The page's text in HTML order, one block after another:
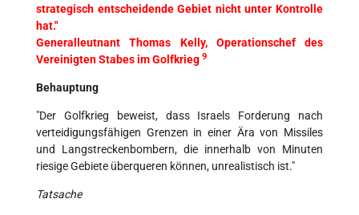
strategisch entscheidende Gebiet nicht unter Kontrolle
hat."
Generalleutnant Thomas Kelly, Operationschef des
Vereinigten Stabes im Golfkrieg 9
Behauptung
"Der Golfkrieg beweist, dass Israels Forderung nach
verteidigungsfähigen Grenzen in einer Ära von Missiles
und Langstreckenbombern, die innerhalb von Minuten
riesige Gebiete überqueren können, unrealistisch ist."
Tatsache